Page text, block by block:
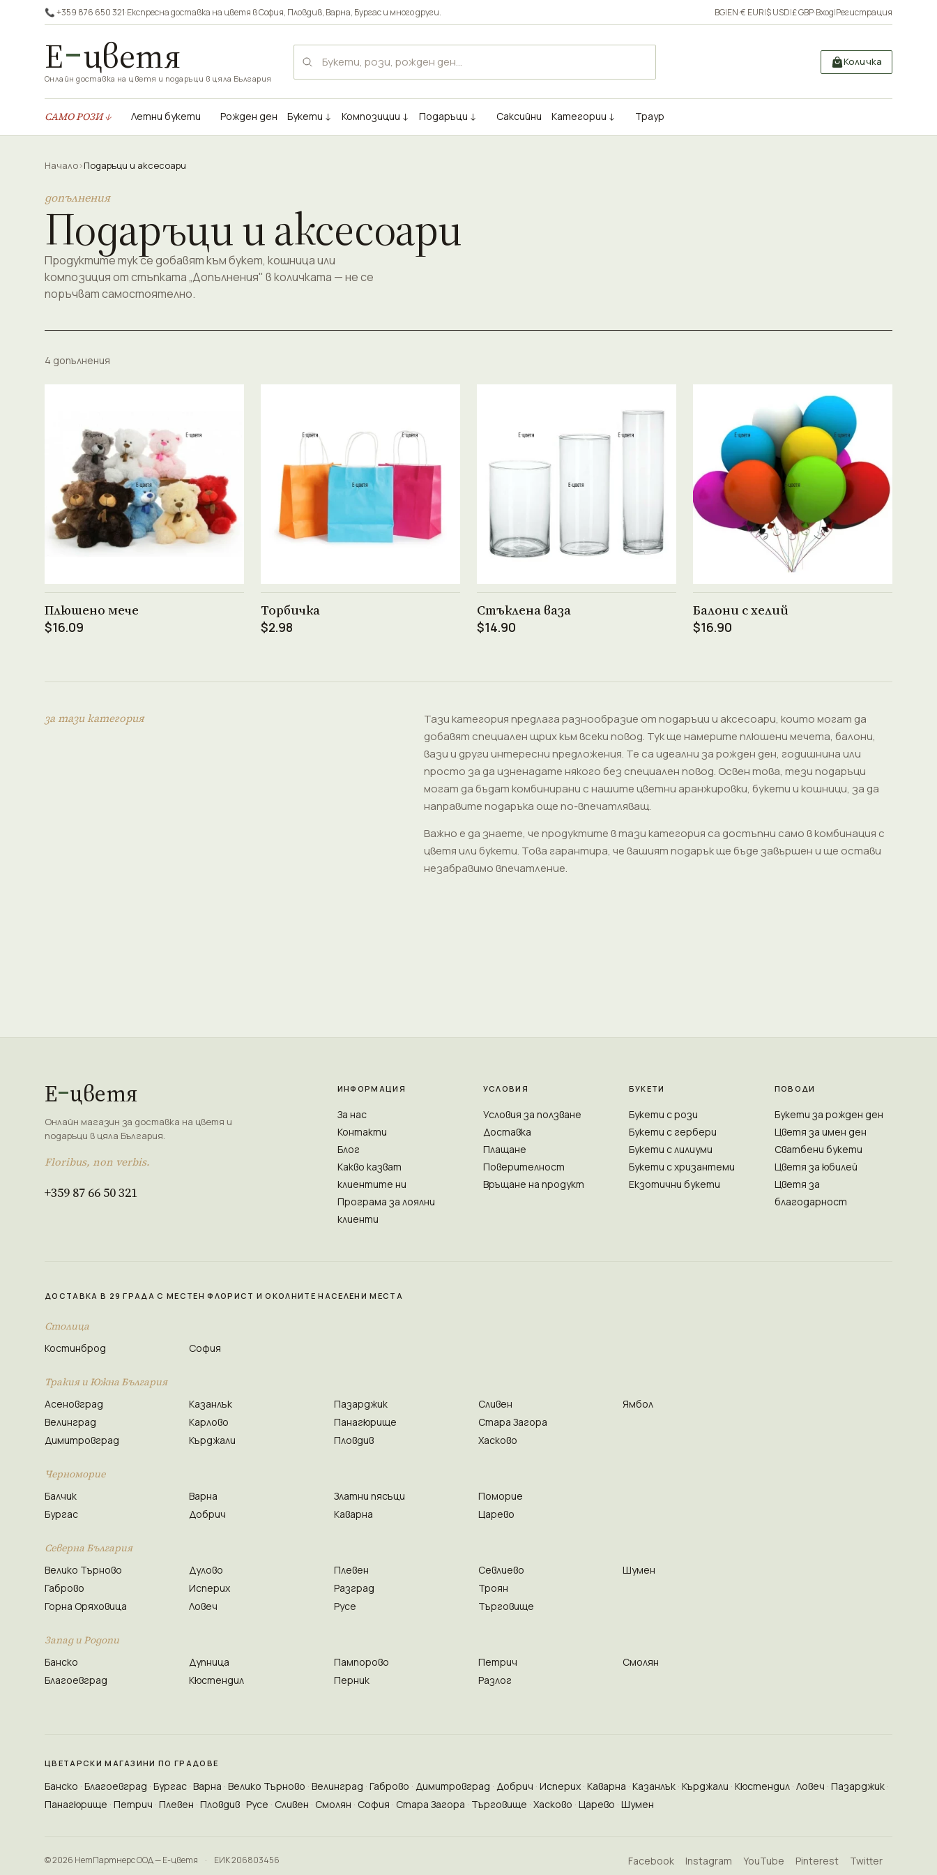
📞 +359 876 650 321·Експресна доставка на цветя вСофия, Пловдив, Варна, Бургаси много други. BG|EN·€ EUR|$ USD|£ GBP·Вход|Регистрация
Е цветя
Онлайн доставка на цветя и подаръци в цяла България
Количка
САМО РОЗИ ↓ Летни букети Рожден ден Букети ↓ Композиции ↓ Подаръци ↓ Саксийни Категории ↓ Траур
Начало›Подаръци и аксесоари
допълнения
Подаръци и аксесоари
Продуктите тук се добавят към букет, кошница или
композиция от стъпката „Допълнения" в количката — не се
поръчват самостоятелно.
4 допълнения
Плюшено мече
$16.09
Торбичка
$2.98
Стъклена ваза
$14.90
Балони с хелий
$16.90
за тази категория
Тази категория предлага разнообразие от подаръци и аксесоари, които могат да
добавят специален щрих към всеки повод. Тук ще намерите плюшени мечета, балони,
вази и други интересни предложения. Те са идеални за рожден ден, годишнина или
просто за да изненадате някого без специален повод. Освен това, тези подаръци
могат да бъдат комбинирани с нашите цветни аранжировки, букети и кошници, за да
направите подаръка още по-впечатляващ.
Важно е да знаете, че продуктите в тази категория са достъпни само в комбинация с
цветя или букети. Това гарантира, че вашият подарък ще бъде завършен и ще остави
незабравимо впечатление.
Е цветя
Онлайн магазин за доставка на цветя и
подаръци в цяла България.
Floribus, non verbis.
+359 87 66 50 321
ИНФОРМАЦИЯ
За нас
Контакти
Блог
Какво казват
клиентите ни
Програма за лоялни
клиенти
УСЛОВИЯ
Условия за ползване
Доставка
Плащане
Поверителност
Връщане на продукт
БУКЕТИ
Букети с рози
Букети с гербери
Букети с лилиуми
Букети с хризантеми
Екзотични букети
ПОВОДИ
Букети за рожден ден
Цветя за имен ден
Сватбени букети
Цветя за юбилей
Цветя за
благодарност
ДОСТАВКА В 29 ГРАДА С МЕСТЕН ФЛОРИСТ И ОКОЛНИТЕ НАСЕЛЕНИ МЕСТА
Столица
Костинброд София
Тракия и Южна България
Асеновград
Велинград
Димитровград
Казанлък
Карлово
Кърджали
Пазарджик
Панагюрище
Пловдив
Сливен
Стара Загора
Хасково
Ямбол
Черноморие
Балчик
Бургас
Варна
Добрич
Златни пясъци
Каварна
Поморие
Царево
Северна България
Велико Търново
Габрово
Горна Оряховица
Дулово
Исперих
Ловеч
Плевен
Разград
Русе
Севлиево
Троян
Търговище
Шумен
Запад и Родопи
Банско
Благоевград
Дупница
Кюстендил
Пампорово
Перник
Петрич
Разлог
Смолян
ЦВЕТАРСКИ МАГАЗИНИ ПО ГРАДОВЕ
Банско Благоевград Бургас Варна Велико Търново Велинград Габрово Димитровград Добрич Исперих Каварна Казанлък Кърджали Кюстендил Ловеч Пазарджик
Панагюрище Петрич Плевен Пловдив Русе Сливен Смолян София Стара Загора Търговище Хасково Царево Шумен
© 2026 НетПартнерс ООД — Е-цветя · ЕИК 206803456 Facebook Instagram YouTube Pinterest Twitter